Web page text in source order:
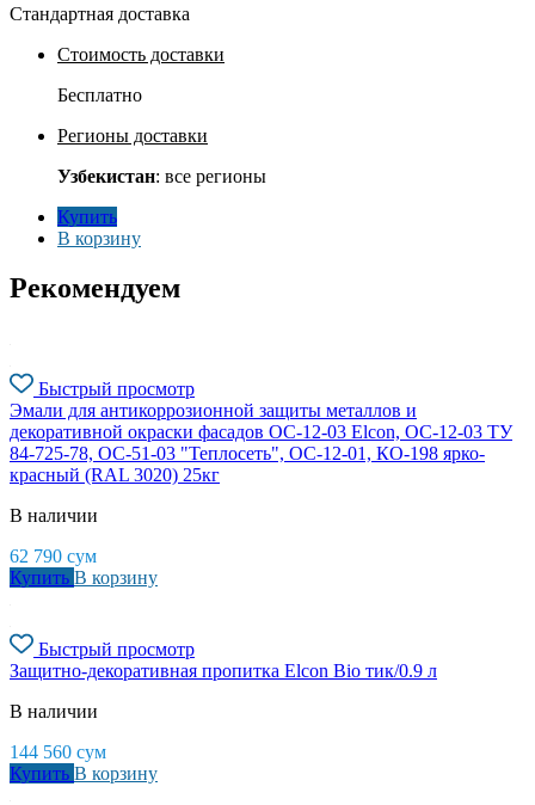
Стандартная доставка
Стоимость доставки
Бесплатно
Регионы доставки
Узбекистан: все регионы
Купить
В корзину
Рекомендуем
Быстрый просмотр
Эмали для антикоррозионной защиты металлов и
декоративной окраски фасадов ОС-12-03 Elcon, ОС-12-03 ТУ
84-725-78, ОС-51-03 "Теплосеть", ОС-12-01, КО-198 ярко-
красный (RAL 3020) 25кг
В наличии
62 790 сум
Купить В корзину
Быстрый просмотр
Защитно-декоративная пропитка Elcon Bio тик/0.9 л
В наличии
144 560 сум
Купить В корзину